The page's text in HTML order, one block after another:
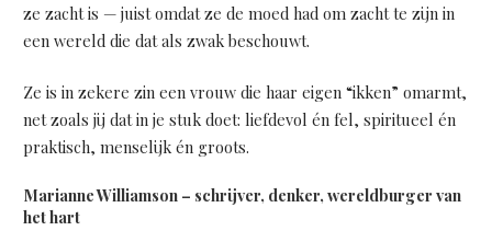
ze zacht is — juist omdat ze de moed had om zacht te zijn in
een wereld die dat als zwak beschouwt.
Ze is in zekere zin een vrouw die haar eigen “ikken” omarmt,
net zoals jij dat in je stuk doet: liefdevol én fel, spiritueel én
praktisch, menselijk én groots.
Marianne Williamson – schrijver, denker, wereldburger van
het hart